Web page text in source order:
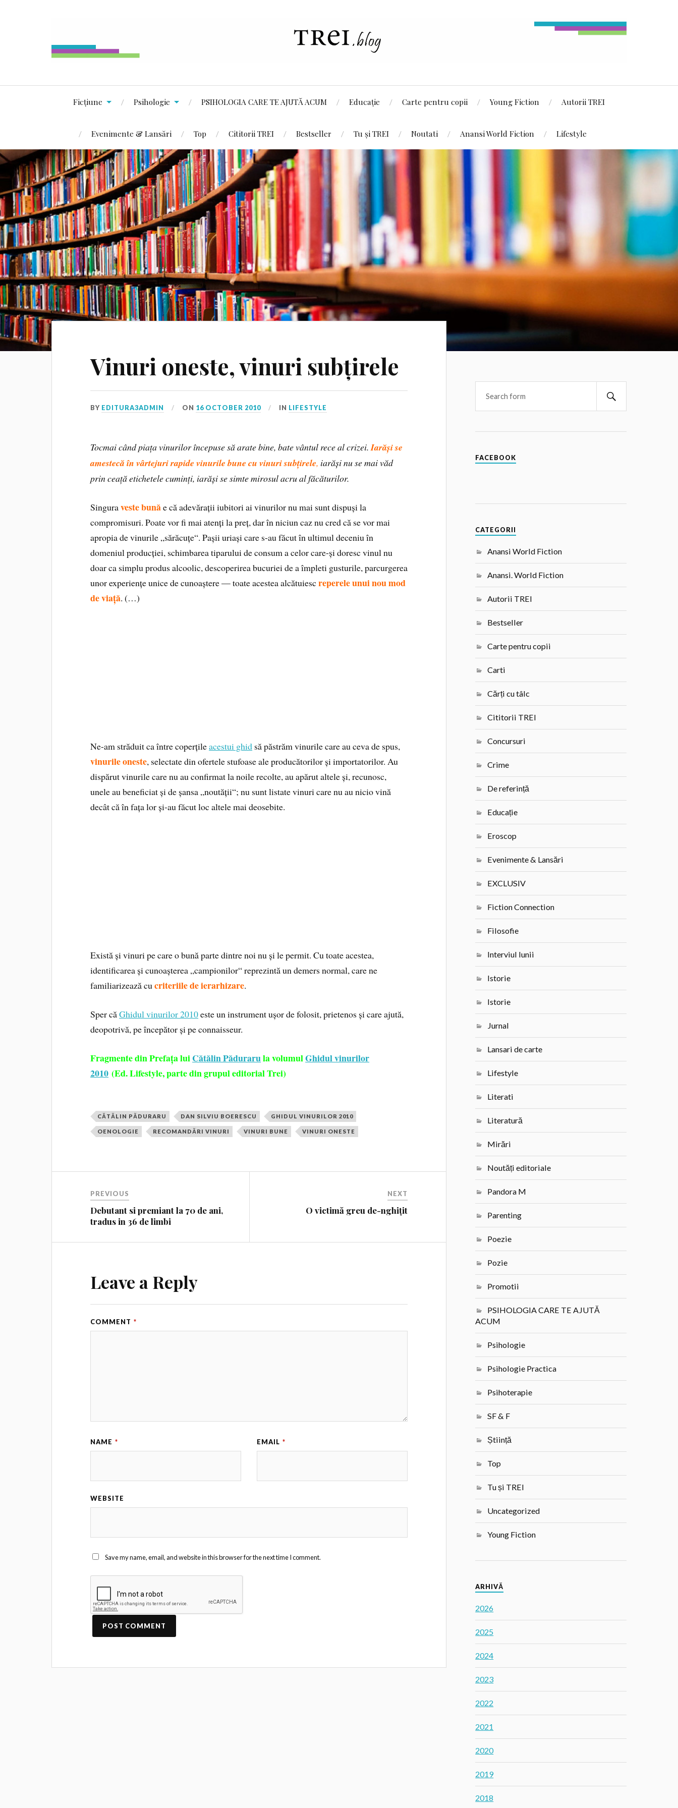
Ficțiune Psihologie PSIHOLOGIA CARE TE AJUTĂ ACUM Educație Carte pentru copii Young Fiction Autorii TREI
Evenimente & Lansări Top Cititorii TREI Bestseller Tu și TREI Noutati Anansi World Fiction Lifestyle
Vinuri oneste, vinuri subțirele
BY EDITURA3ADMIN ON 16 OCTOBER 2010 IN LIFESTYLE
Tocmai când piața vinurilor începuse să arate bine, bate vântul rece al crizei.Iarăși se
amestecă în vârtejuri rapide vinurile bune cu vinuri subțirele, iarăși nu se mai văd
prin ceață etichetele cuminți, iarăși se simte mirosul acru al făcăturilor.
Singuraveste bunăe că adevărații iubitori ai vinurilor nu mai sunt dispuși la
compromisuri. Poate vor fi mai atenți la preț, dar în niciun caz nu cred că se vor mai
apropia de vinurile „sărăcuțe“. Pașii uriași care s-au făcut în ultimul deceniu în
domeniul producției, schimbarea tiparului de consum a celor care-și doresc vinul nu
doar ca simplu produs alcoolic, descoperirea bucuriei de a împleti gusturile, parcurgerea
unor experiențe unice de cunoaștere — toate acestea alcătuiescreperele unui nou mod
de viață. (…)
Ne-am străduit ca între coperțileacestui ghid să păstrăm vinurile care au ceva de spus,
vinurile oneste, selectate din ofertele stufoase ale producătorilor și importatorilor. Au
dispărut vinurile care nu au confirmat la noile recolte, au apărut altele și, recunosc,
unele au beneficiat și de șansa „noutății“; nu sunt listate vinuri care nu au nicio vină
decât că în fața lor și-au făcut loc altele mai deosebite.
Există și vinuri pe care o bună parte dintre noi nu și le permit. Cu toate acestea,
identificarea și cunoașterea „campionilor“ reprezintă un demers normal, care ne
familiarizează cucriteriile de ierarhizare.
Sper căGhidul vinurilor 2010este un instrument ușor de folosit, prietenos și care ajută,
deopotrivă, pe începător și pe connaisseur.
Fragmente din Prefața luiCătălin Pădurarula volumulGhidul vinurilor
2010 (Ed. Lifestyle, parte din grupul editorial Trei)
CĂTĂLIN PĂDURARU DAN SILVIU BOERESCU GHIDUL VINURILOR 2010
OENOLOGIE RECOMANDĂRI VINURI VINURI BUNE VINURI ONESTE
PREVIOUS
Debutant si premiant la 70 de ani,
tradus in 36 de limbi
NEXT
O victimă greu de-nghițit
Leave a Reply
COMMENT *
NAME * EMAIL *
WEBSITE
Save my name, email, and website in this browser for the next time I comment.
FACEBOOK
CATEGORII
Anansi World Fiction
Anansi. World Fiction
Autorii TREI
Bestseller
Carte pentru copii
Carti
Cărți cu tâlc
Cititorii TREI
Concursuri
Crime
De referință
Educație
Eroscop
Evenimente & Lansări
EXCLUSIV
Fiction Connection
Filosofie
Interviul lunii
Istorie
Istorie
Jurnal
Lansari de carte
Lifestyle
Literati
Literatură
Mirări
Noutăți editoriale
Pandora M
Parenting
Poezie
Pozie
Promotii
PSIHOLOGIA CARE TE AJUTĂ
ACUM
Psihologie
Psihologie Practica
Psihoterapie
SF & F
Știință
Top
Tu și TREI
Uncategorized
Young Fiction
ARHIVĂ
2026
2025
2024
2023
2022
2021
2020
2019
2018